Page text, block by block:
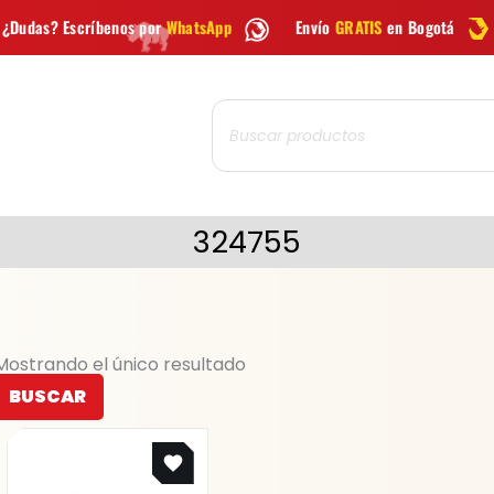
porWhatsApp EnvíoGRATISen Bogotá Envío gratis a
Búsqueda
de
productos
324755
BUSCAR
el único resultado